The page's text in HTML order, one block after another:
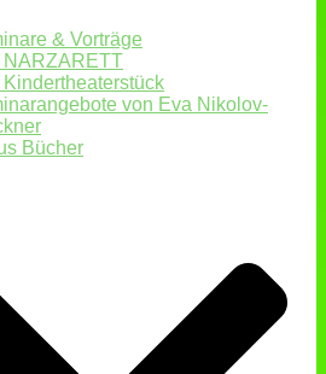
& Vorträge
NARZARETT
Kindertheaterstück
von Eva Nikolov-
Bücher